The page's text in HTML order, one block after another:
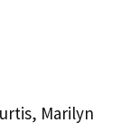
Marilyn